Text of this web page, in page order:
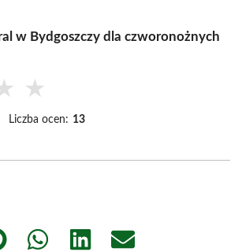
w Bydgoszczy dla czworonożnych
★
Liczba ocen: 13
Share
Share
Share